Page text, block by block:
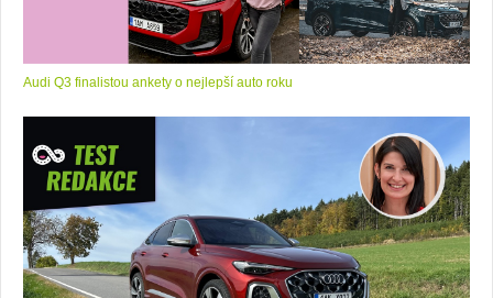
Audi Q3 finalistou ankety o nejlepší auto roku